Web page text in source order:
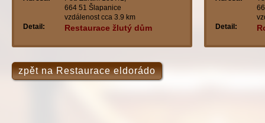
664 51 Šlapanice
vzdálenost cca 3.9 km
Detail:
Restaurace žlutý dům
Detail:
zpět na Restaurace eldorádo